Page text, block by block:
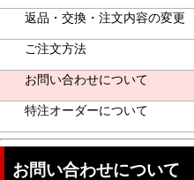
返品・交換・注文内容の変更
ご注文方法
お問い合わせについて
特注オーダーについて
お問い合わせについて